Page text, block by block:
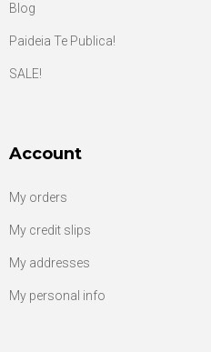
Blog
Paideia Te Publica!
SALE!
Account
My orders
My credit slips
My addresses
My personal info